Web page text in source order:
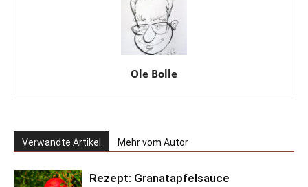
Ole Bolle
Verwandte Artikel Mehr vom Autor
Rezept: Granatapfelsauce